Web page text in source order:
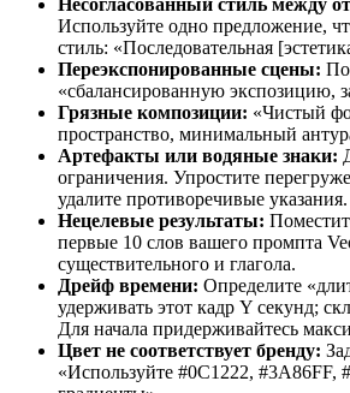
Несогласованный стиль между
Используйте одно предложение,
стиль: «Последовательная
Переэкспонированные сцены:
«сбалансированную экспозицию,
Грязные композиции: «Чистый
пространство, минимальный
Артефакты или водяные знаки:
ограничения. Упростите
удалите противоречивые указания.
Нецелевые результаты:
первые 10 слов вашего промпта
существительного и глагола.
Дрейф времени: Определите
удерживать этот кадр Y секунд;
Для начала придерживайтесь
Цвет не соответствует бренду:
«Используйте #0C1222, #3A86FF,